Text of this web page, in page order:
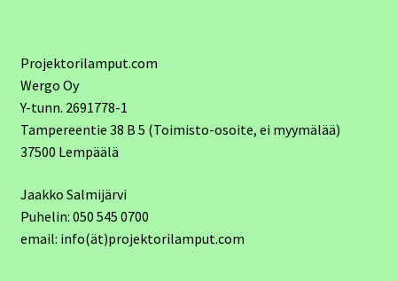
Projektorilamput.com
Wergo Oy
Y-tunn. 2691778-1
Tampereentie 38 B 5 (Toimisto-osoite, ei myymälää)
37500 Lempäälä
Jaakko Salmijärvi
Puhelin: 050 545 0700
email: info(ät)projektorilamput.com